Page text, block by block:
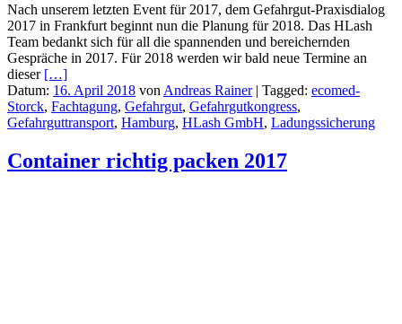
Nach unserem letzten Event für 2017, dem Gefahrgut-Praxisdialog
2017 in Frankfurt beginnt nun die Planung für 2018. Das HLash
Team bedankt sich für all die spannenden und bereichernden
Gespräche in 2017. Für 2018 werden wir bald neue Termine an
dieser […]
Datum: 16. April 2018 von Andreas Rainer| Tagged: ecomed-
Storck, Fachtagung, Gefahrgut, Gefahrgutkongress,
Gefahrguttransport, Hamburg, HLash GmbH, Ladungssicherung
Container richtig packen 2017